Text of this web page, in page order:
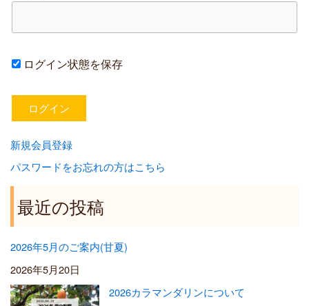
ログイン状態を保存
新規会員登録
パスワードをお忘れの方はこちら
最近の投稿
2026年5月のご案内(甘夏)
2026年5月20日
2026カラマンダリンについて